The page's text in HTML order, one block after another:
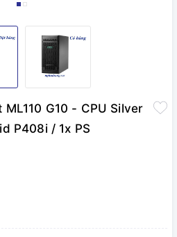
G10 - CPU Silver
P408i / 1x PS